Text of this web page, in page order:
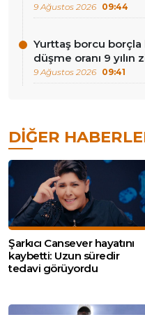
9 Ağustos 2026 09:44
Yurttaş borcu borçla
düşme oranı 9 yılın
9 Ağustos 2026 09:41
DIĞER
Şarkıcı Cansever hayatını
kaybetti: Uzun süredir
tedavi görüyordu